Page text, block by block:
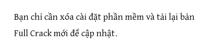
Bạn chỉ cần xóa cài đặt phần mềm và tải lại bản
Full Crack mới để cập nhật.